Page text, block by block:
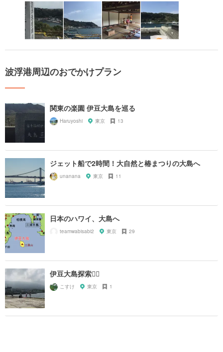
波浮港周辺のおでかけプラン
関東の楽園 伊豆大島を巡る
Haruyoshi 東京 13
ジェット船で2時間！大自然と椿まつりの大島へ
unanana 東京 11
日本のハワイ、大島へ
teamwabisabi2 東京 29
伊豆大島探索🚶‍♂️
こすけ 東京 1